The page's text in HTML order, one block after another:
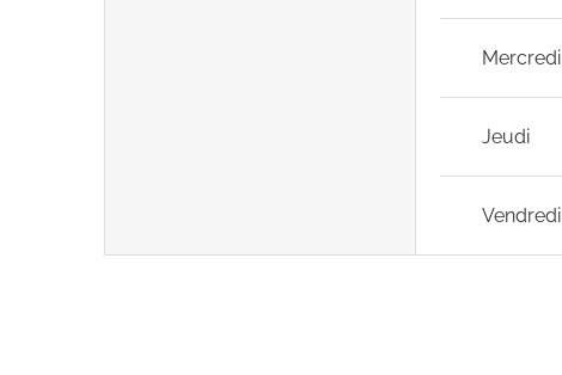
Mercredi
Jeudi
Vendredi